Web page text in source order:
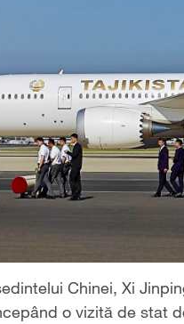
Chinei, Xi
o vizită de stat